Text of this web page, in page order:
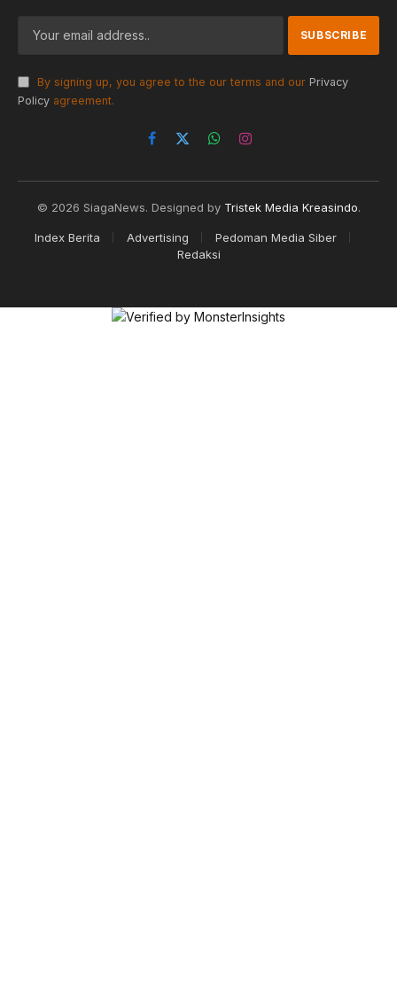
By signing up, you agree to the our terms and our Privacy
Policy agreement.
Facebook
X
WhatsAppInstagram
© 2026 SiagaNews. Designed by Tristek Media Kreasindo.
Index Berita Advertising
Pedoman Media Siber
Redaksi